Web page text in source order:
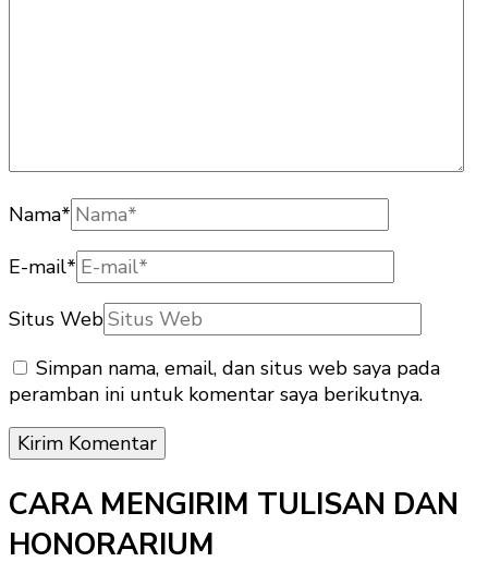
Nama*
E-mail*
Situs Web
Simpan nama, email, dan situs web saya pada
peramban ini untuk komentar saya berikutnya.
CARA MENGIRIM TULISAN DAN
HONORARIUM